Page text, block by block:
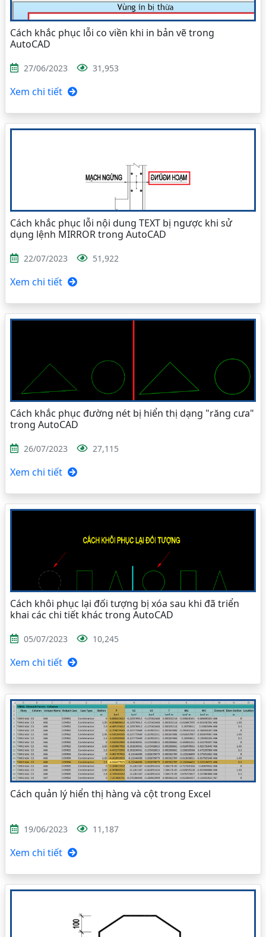
Cách khắc phục lỗi co viền khi in bản vẽ trong
AutoCAD
27/06/2023 31,953
Xem chi tiết
Cách khắc phục lỗi nội dung TEXT bị ngược khi sử
dụng lệnh MIRROR trong AutoCAD
22/07/2023 51,922
Xem chi tiết
Cách khắc phục đường nét bị hiển thị dạng "răng cưa"
trong AutoCAD
26/07/2023 27,115
Xem chi tiết
Cách khôi phục lại đối tượng bị xóa sau khi đã triển
khai các chi tiết khác trong AutoCAD
05/07/2023 10,245
Xem chi tiết
Cách quản lý hiển thị hàng và cột trong Excel
19/06/2023 11,187
Xem chi tiết